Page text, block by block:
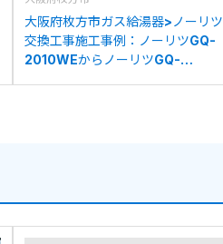
大阪府枚方市ガス給湯器>ノーリツ
交換工事施工事例：ノーリツGQ-
2010WEからノーリツGQ-